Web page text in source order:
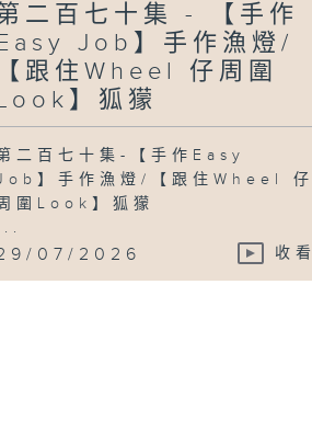
二百七十集 - 【手作
Job】手作漁燈/
跟住Wheel 仔周圍
】狐獴
二百七十集-【手作Easy
】手作漁燈/【跟住Wheel 仔
圍Look】狐獴
07/2026 收看